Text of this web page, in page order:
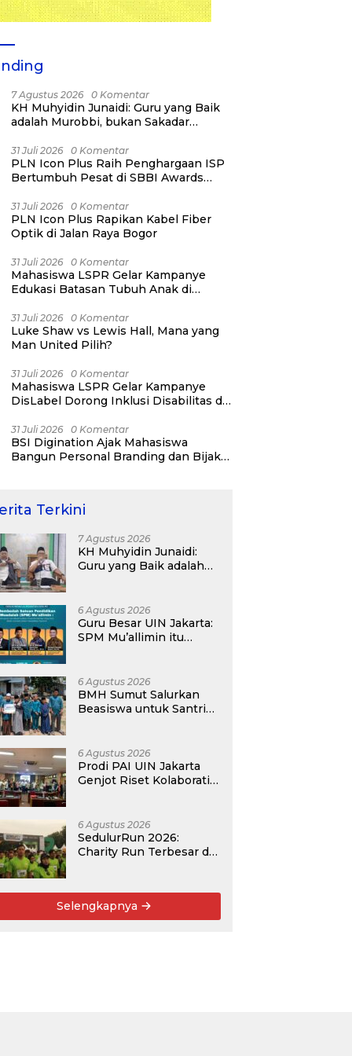
7 Agustus 2026 0 Komentar
KH Muhyidin Junaidi: Guru yang Baik
adalah Murobbi, bukan Sakadar
31 Juli 2026 0 Komentar
PLN Icon Plus Raih Penghargaan ISP
Bertumbuh Pesat di SBBI Awards
31 Juli 2026 0 Komentar
PLN Icon Plus Rapikan Kabel Fiber
Optik di Jalan Raya Bogor
31 Juli 2026 0 Komentar
Mahasiswa LSPR Gelar Kampanye
Edukasi Batasan Tubuh Anak di
31 Juli 2026 0 Komentar
Luke Shaw vs Lewis Hall, Mana yang
Man United Pilih?
31 Juli 2026 0 Komentar
Mahasiswa LSPR Gelar Kampanye
DisLabel Dorong Inklusi Disabilitas di
31 Juli 2026 0 Komentar
BSI Digination Ajak Mahasiswa
Bangun Personal Branding dan Bijak
Terkini
7 Agustus 2026
KH Muhyidin Junaidi:
Guru yang Baik adalah
6 Agustus 2026
Guru Besar UIN Jakarta:
SPM Mu’allimin itu
6 Agustus 2026
BMH Sumut Salurkan
Beasiswa untuk Santri
6 Agustus 2026
Prodi PAI UIN Jakarta
Genjot Riset Kolaboratif,
6 Agustus 2026
SedulurRun 2026:
Charity Run Terbesar di
3.000 Peserta untuk
Dukung Pendidikan
Santri dan Guru Honorer
Selengkapnya